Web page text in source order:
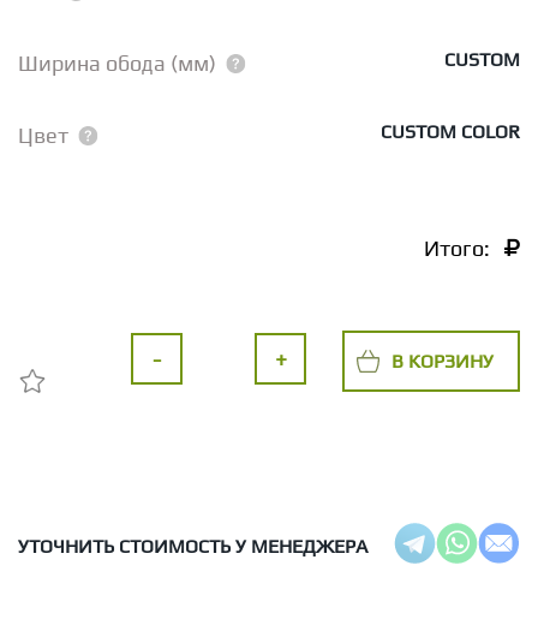
Ширина обода (мм) CUSTOM
Цвет CUSTOM COLOR
Итого:
- + В КОРЗИНУ
УТОЧНИТЬ СТОИМОСТЬ У МЕНЕДЖЕРА